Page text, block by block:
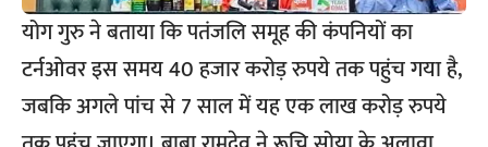
योग गुरु ने बताया कि पतंजलि समूह की कंपनियों का
टर्नओवर इस समय 40 हजार करोड़ रुपये तक पहुंच गया है,
जबकि अगले पांच से 7 साल में यह एक लाख करोड़ रुपये